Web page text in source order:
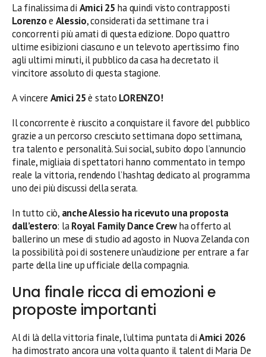
La finalissima di Amici 25 ha quindi visto contrapposti
Lorenzoe Alessio, considerati da settimane tra i
concorrenti più amati di questa edizione. Dopo quattro
ultime esibizioni ciascuno e un televoto apertissimo fino
agli ultimi minuti, il pubblico da casa ha decretato il
vincitore assoluto di questa stagione.
A vincere Amici 25è stato LORENZO!
Il concorrente è riuscito a conquistare il favore del pubblico
grazie a un percorso cresciuto settimana dopo settimana,
tra talento e personalità. Sui social, subito dopo l’annuncio
finale, migliaia di spettatori hanno commentato in tempo
reale la vittoria, rendendo l’hashtag dedicato al programma
uno dei più discussi della serata.
In tutto ciò, anche Alessio ha ricevuto una proposta
dall’estero: laRoyal Family Dance Crewha offerto al
ballerino un mese di studio ad agosto in Nuova Zelanda con
la possibilità poi di sostenere un’audizione per entrare a far
parte della line up ufficiale della compagnia.
Una finale ricca di emozioni e
proposte importanti
Al di là della vittoria finale, l’ultima puntata diAmici 2026
ha dimostrato ancora una volta quanto il talent di Maria De